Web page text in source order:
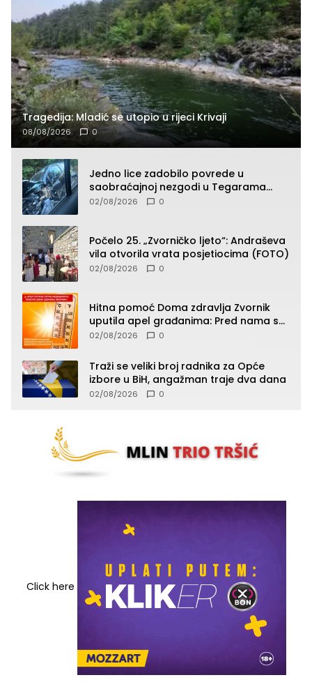
Tragedija: Mladić se utopio u rijeci Krivaji
08/08/2026 0
Jedno lice zadobilo povrede u
saobraćajnoj nezgodi u Tegarama
(FOTO)
02/08/2026 0
Počelo 25. „Zvorničko ljeto“: Andraševa
vila otvorila vrata posjetiocima (FOTO)
02/08/2026 0
Hitna pomoć Doma zdravlja Zvornik
uputila apel građanima: Pred nama su
temperature do 40°C, oprez zbog
02/08/2026 0
Traži se veliki broj radnika za Opće
izbore u BiH, angažman traje dva dana
02/08/2026 0
Click here